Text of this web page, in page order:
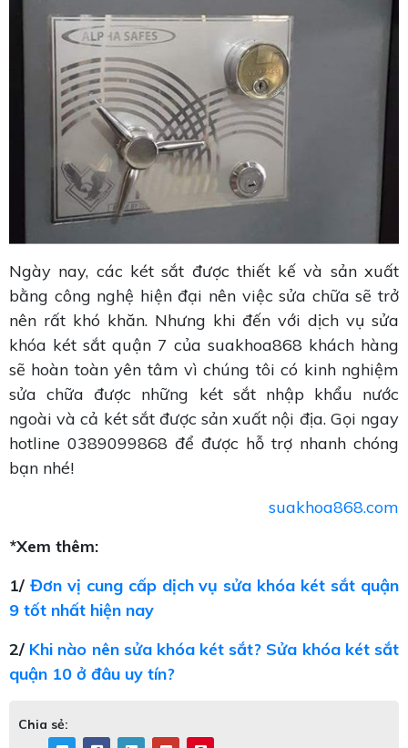
Ngày nay, các két sắt được thiết kế và sản xuất
bằng công nghệ hiện đại nên việc sửa chữa sẽ trở
nên rất khó khăn. Nhưng khi đến với dịch vụ sửa
khóa két sắt quận 7 của suakhoa868 khách hàng
sẽ hoàn toàn yên tâm vì chúng tôi có kinh nghiệm
sửa chữa được những két sắt nhập khẩu nước
ngoài và cả két sắt được sản xuất nội địa. Gọi ngay
hotline 0389099868 để được hỗ trợ nhanh chóng
bạn nhé!
suakhoa868.com
*Xem thêm:
1/ Đơn vị cung cấp dịch vụ sửa khóa két sắt quận
9 tốt nhất hiện nay
2/ Khi nào nên sửa khóa két sắt? Sửa khóa két sắt
quận 10 ở đâu uy tín?
Chia sẻ: